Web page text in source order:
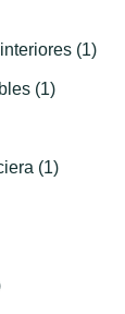
(1)
(1)
(1)